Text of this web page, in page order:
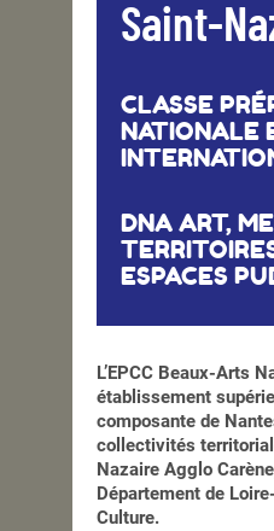
Saint-
CLASSE
NATIONALE
DNA ART,
ESPACES
L’EPCC Beaux-Arts
établissement
composante de
collectivités
Nazaire Agglo
Département de
Culture.